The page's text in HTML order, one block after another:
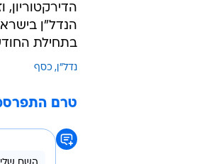
הנדל"ן
בתחילת
נדל"ן כסף
טרם